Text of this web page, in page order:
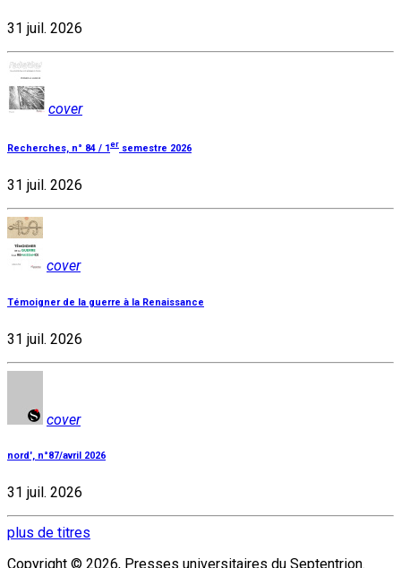
31 juil. 2026
cover
Recherches, n° 84 / 1er semestre 2026
31 juil. 2026
cover
Témoigner de la guerre à la Renaissance
31 juil. 2026
cover
nord', n°87/avril 2026
31 juil. 2026
plus de titres
Copyright © 2026, Presses universitaires du Septentrion.